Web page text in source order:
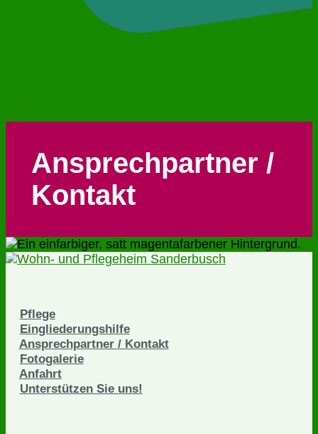
Ansprechpartner /
Kontakt
Pflege
Eingliederungshilfe
Ansprechpartner / Kontakt
Fotogalerie
Anfahrt
Unterstützen Sie uns!